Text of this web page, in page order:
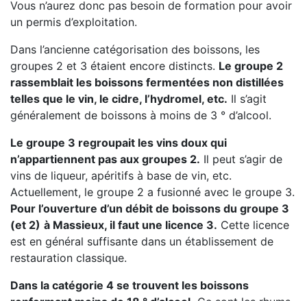
Vous n’aurez donc pas besoin de formation pour avoir
un permis d’exploitation.
Dans l’ancienne catégorisation des boissons, les
groupes 2 et 3 étaient encore distincts. Le groupe 2
rassemblait les boissons fermentées non distillées
telles que le vin, le cidre, l’hydromel, etc. Il s’agit
généralement de boissons à moins de 3 ° d’alcool.
Le groupe 3 regroupait les vins doux qui
n’appartiennent pas aux groupes 2. Il peut s’agir de
vins de liqueur, apéritifs à base de vin, etc.
Actuellement, le groupe 2 a fusionné avec le groupe 3.
Pour l’ouverture d’un débit de boissons du groupe 3
(et 2) à Massieux, il faut une licence 3. Cette licence
est en général suffisante dans un établissement de
restauration classique.
Dans la catégorie 4 se trouvent les boissons